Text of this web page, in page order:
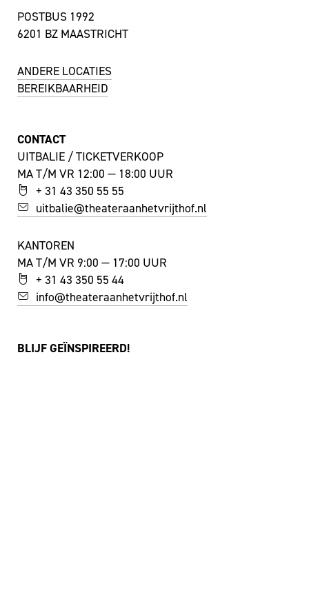
POSTBUS 1992
6201 BZ MAASTRICHT
ANDERE LOCATIES
BEREIKBAARHEID
CONTACT
UITBALIE / TICKETVERKOOP
MA T/M VR 12:00 — 18:00 UUR
+ 31 43 350 55 55
uitbalie@theateraanhetvrijthof.nl
KANTOREN
MA T/M VR 9:00 — 17:00 UUR
+ 31 43 350 55 44
info@theateraanhetvrijthof.nl
BLIJF GEÏNSPIREERD!